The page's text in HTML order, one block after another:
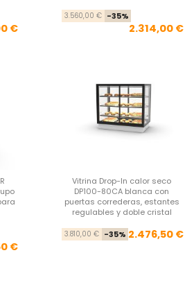
Precio base
€
3.560,00 € -35%
2.314,00 €
Precio base
€
Vitrina Drop-In calor seco
DP100-80CA blanca con
puertas correderas, estantes
regulables y doble cristal
3.810,00 € -35% 2.476,50 €